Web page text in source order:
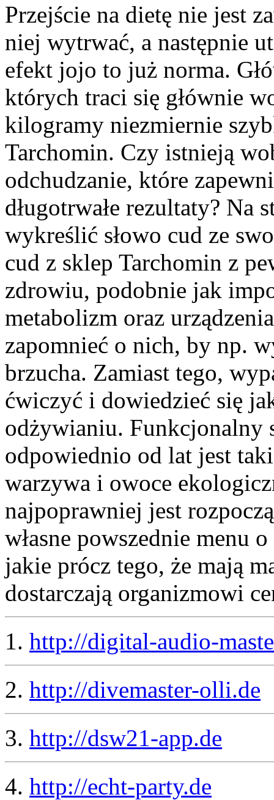
Przejście na dietę nie jest
niej wytrwać, a następnie
efekt jojo to już norma.
których traci się głównie
kilogramy niezmiernie
Tarchomin. Czy istnieją
odchudzanie, które
długotrwałe rezultaty? Na
wykreślić słowo cud ze
cud z sklep Tarchomin z
zdrowiu, podobnie jak
metabolizm oraz
zapomnieć o nich, by np.
brzucha. Zamiast tego,
ćwiczyć i dowiedzieć się
odżywianiu. Funkcjonalny
odpowiednio od lat jest
warzywa i owoce
najpoprawniej jest
własne powszednie menu
jakie prócz tego, że mają
dostarczają organizmowi
1. http://digital-audio-
2. http://divemaster-olli.de
3. http://dsw21-app.de
4. http://echt-party.de